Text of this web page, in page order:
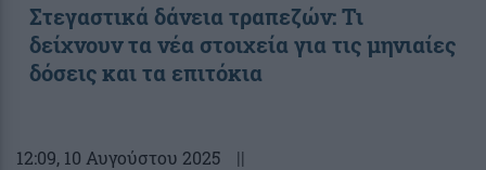
Στεγαστικά δάνεια τραπεζών: Τι
δείχνουν τα νέα στοιχεία για τις μηνιαίες
δόσεις και τα επιτόκια
12:09, 10 Αυγούστου 2025 ||